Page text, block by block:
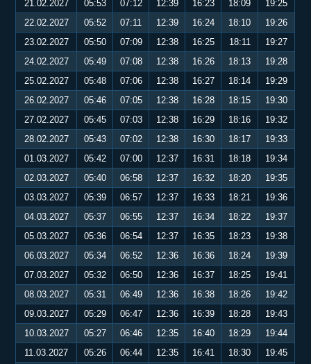
21.02.2027
05:53 07:12 12:39 16:23 18:09
19:25
22.02.2027
05:52 07:11 12:39 16:24 18:10
19:26
23.02.2027
05:50 07:09 12:38 16:25 18:11
19:27
24.02.2027
05:49 07:08 12:38 16:26 18:13
19:28
25.02.2027
05:48 07:06 12:38 16:27 18:14
19:29
26.02.2027
05:46 07:05 12:38 16:28 18:15
19:30
27.02.2027
05:45 07:03 12:38 16:29 18:16
19:32
28.02.2027
05:43 07:02 12:38 16:30 18:17
19:33
01.03.2027
05:42 07:00 12:37 16:31 18:18
19:34
02.03.2027
05:40 06:58 12:37 16:32 18:20
19:35
03.03.2027
05:39 06:57 12:37 16:33 18:21
19:36
04.03.2027
05:37 06:55 12:37 16:34 18:22
19:37
05.03.2027
05:36 06:54 12:37 16:35 18:23
19:38
06.03.2027
05:34 06:52 12:36 16:36 18:24
19:39
07.03.2027
05:32 06:50 12:36 16:37 18:25
19:41
08.03.2027
05:31 06:49 12:36 16:38 18:26
19:42
09.03.2027
05:29 06:47 12:36 16:39 18:28
19:43
10.03.2027
05:27 06:46 12:35 16:40 18:29
19:44
11.03.2027
05:26 06:44 12:35 16:41 18:30
19:45